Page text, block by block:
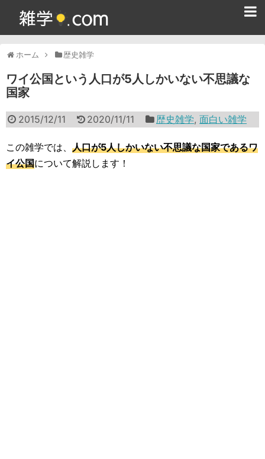
ホーム 歴史雑学
ワイ公国という人口が5人しかいない不思議な
国家
2015/12/11 2020/11/11 歴史雑学,面白い雑学
この雑学では、 人口が5人しかいない不思議な国家であるワ
イ公国について解説します！
365日雑学カレンダー
面白い雑学
ためになる雑学
スポーツ雑学